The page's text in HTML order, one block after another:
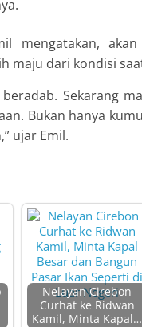
mengatakan,
maju dari kondisi
Sekarang
Bukan hanya
ujar Emil.
Nelayan Cirebon
Curhat ke Ridwan
Kamil, Minta Kapal…